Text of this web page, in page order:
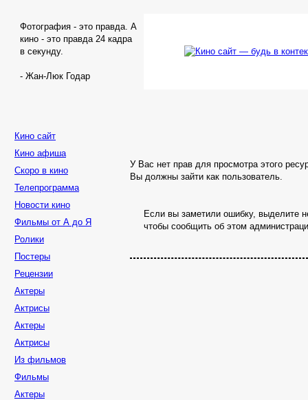
Фотография - это правда. А
кино - это правда 24 кадра
в секунду.
- Жан-Люк Годар
Кино сайт
Кино афиша
Скоро в кино
Телепрограмма
Новости кино
Фильмы от А до Я
Ролики
Постеры
Рецензии
Актеры
Актрисы
Актеры
Актрисы
Из фильмов
Фильмы
Актеры
У Вас нет прав для просмотра этого
Вы должны зайти как пользователь.
Если вы заметили ошибку, выделите
чтобы сообщить об этом